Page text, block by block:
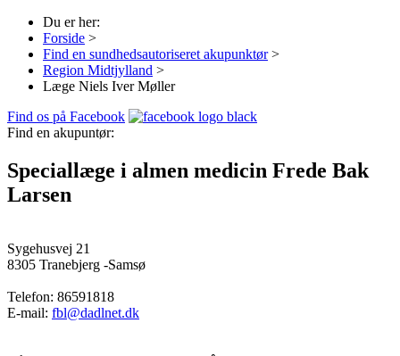
Du er her:
Forside >
Find en sundhedsautoriseret akupunktør >
Region Midtjylland >
Læge Niels Iver Møller
Find os på Facebook
Find en akupuntør:
Speciallæge i almen medicin Frede Bak
Larsen
Sygehusvej 21
8305 Tranebjerg -Samsø
Telefon: 86591818
E-mail: fbl@dadlnet.dk